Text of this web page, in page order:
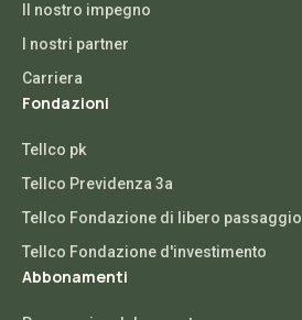
Il nostro impegno
I nostri partner
Carriera
Fondazioni
Tellco pk
Tellco Previdenza 3a
Tellco Fondazione di libero passaggio
Tellco Fondazione d'investimento
Abbonamenti